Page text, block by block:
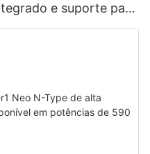
e suporte para
para sistemas